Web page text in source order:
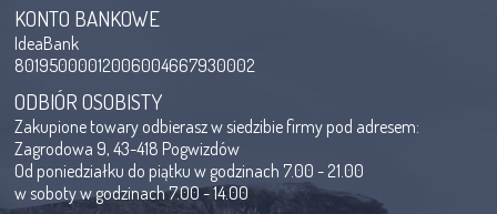
KONTO BANKOWE
IdeaBank
80195000012006004667930002
ODBIÓR OSOBISTY
Zakupione towary odbierasz w siedzibie firmy pod adresem:
Zagrodowa 9, 43-418 Pogwizdów
Od poniedziałku do piątku w godzinach 7.00 - 21.00
w soboty w godzinach 7.00 - 14.00